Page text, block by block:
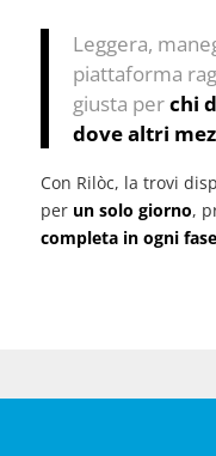
Leggera,
piattaforma
giusta perchi
dove altri
Con Rilòc, la trovi
per un solo giorno,
completa in ogni